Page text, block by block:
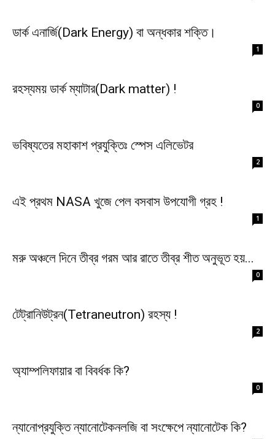
ডার্ক এনার্জি(Dark Energy) বা অন্ধকার শক্তি।
1
রহস্যময় ডার্ক ম্যাটার(Dark matter) !
0
ভবিষ্যতের মহাকাশ প্রযুক্তিঃ স্পেস এলিভেটর
2
এই প্রথম NASA খুজে পেল বসবাস উপযোগী গ্রহ !
1
মরু অঞ্চলে দিনে তীব্র গরম আর রাতে তীব্র শীত অনুভূত হয়...
0
টেট্রানিউট্রন(Tetraneutron) রহস্য !
2
অ্যাম্পলিফায়ার বা বিবর্ধক কি?
0
ন্যানোপ্রযুক্তি ন্যানোটেকনলজি বা সংক্ষেপে ন্যানোটেক কি?